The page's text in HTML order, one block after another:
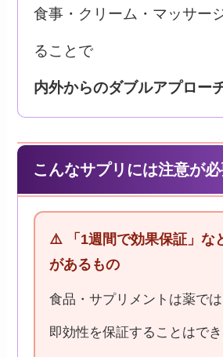
食事・クリーム・マッサー
ることで
内外からのダブルアプロー
こんなサプリには注意が
⚠️ 「1週間で効果保証」な
があるもの
食品・サプリメントは薬では
即効性を保証することはでき